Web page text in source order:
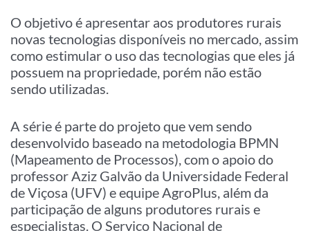
O objetivo é apresentar aos produtores rurais
novas tecnologias disponíveis no mercado, assim
como estimular o uso das tecnologias que eles já
possuem na propriedade, porém não estão
sendo utilizadas.
A série é parte do projeto que vem sendo
desenvolvido baseado na metodologia BPMN
(Mapeamento de Processos), com o apoio do
professor Aziz Galvão da Universidade Federal
de Viçosa (UFV) e equipe AgroPlus, além da
participação de alguns produtores rurais e
especialistas. O Serviço Nacional de